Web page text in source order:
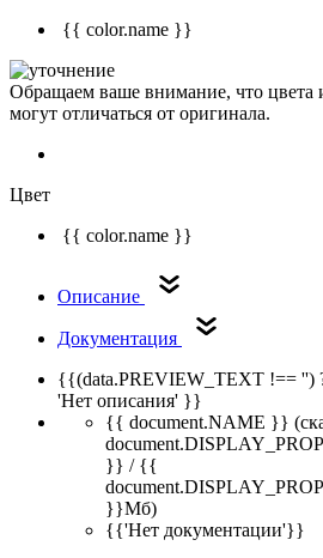
{{ color.name }}
Обращаем ваше внимание, что цвета
могут отличаться от оригинала.
Цвет
{{ color.name }}
Описание
Документация
{{(data.PREVIEW_TEXT !== '')
'Нет описания' }}
{{ document.NAME }}
}} / {{
}}Мб)
{{'Нет документации'}}